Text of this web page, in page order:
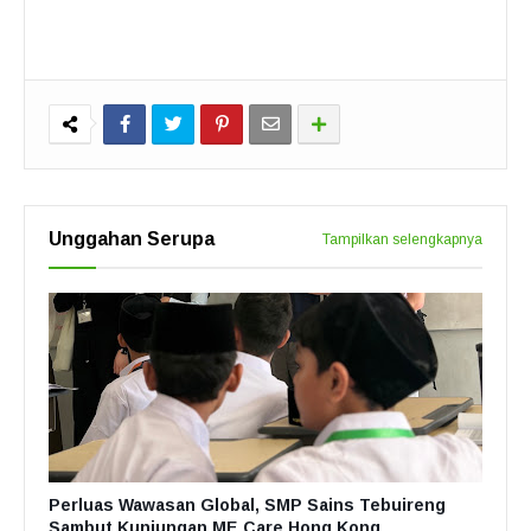
Unggahan Serupa Tampilkan selengkapnya
Perluas Wawasan Global, SMP Sains Tebuireng